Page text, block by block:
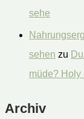
sehe
sehen zu
müde? Holy
Archiv